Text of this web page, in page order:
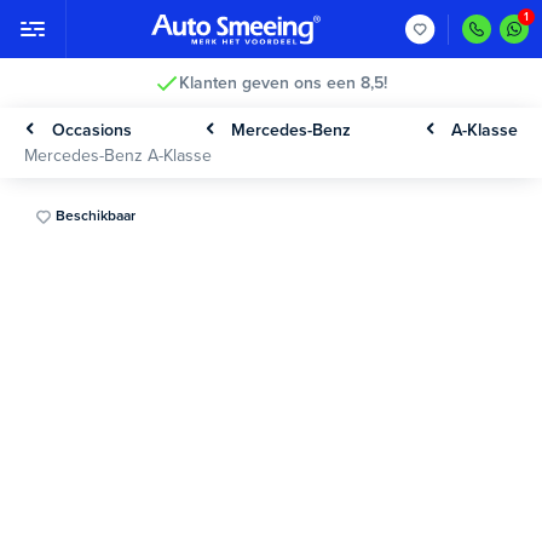
Klanten geven ons een 8,5!
Occasions Mercedes-Benz
A-Klasse
Mercedes-Benz A-Klasse
Beschikbaar